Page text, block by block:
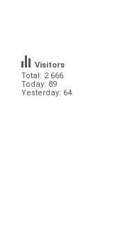
Total: 2 666
Today: 89
Yesterday: 64
Visitors